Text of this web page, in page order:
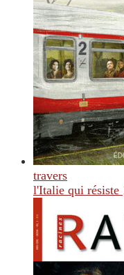
travers
l'Italie qui résiste